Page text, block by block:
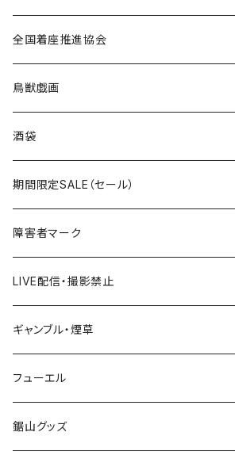
国道100～199号線
国道600～699号線
国道700～799号線
キャップ
ROUTE 0～99号線
ROUTE100～199号線
ROUTE600～699号線
ROUTE700～799号線
Tシャツ
ROUTE 0～99号線
ROUTE 100～199号線
ROUTE 600～699号線
ROUTE 700～799号線
キャップ
ROUTE 0～99号線
ROUTE 100～199号線
ROUTE 600～699号線
ROUTE 700～799号線
北海道
青森県
岩手県
宮城県
秋田県
Tシャツ
ステッカー
山形県
福島県
茨城県
栃木県
全国着座推進協会
ステッカー
鳥獣戯画
酒袋
期間限定SALE（セール）
障害者マーク
LIVE配信・撮影禁止
LIVE配信禁止
撮影禁止
ギャンブル・煙草
ホテルキーホルダー
たばこ・禁煙ステッカー
フューエル
ステッカー
鋸山グッズ